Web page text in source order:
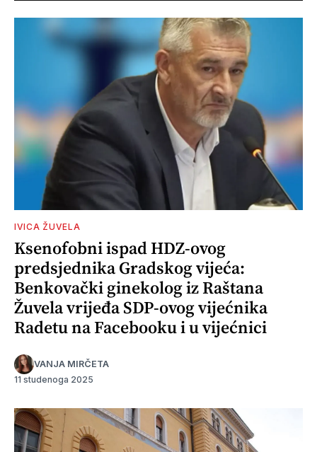
IVICA ŽUVELA
Ksenofobni ispad HDZ-ovog
predsjednika Gradskog vijeća:
Benkovački ginekolog iz Raštana
Žuvela vrijeđa SDP-ovog vijećnika
Radetu na Facebooku i u vijećnici
VANJA MIRČETA
11 studenoga 2025